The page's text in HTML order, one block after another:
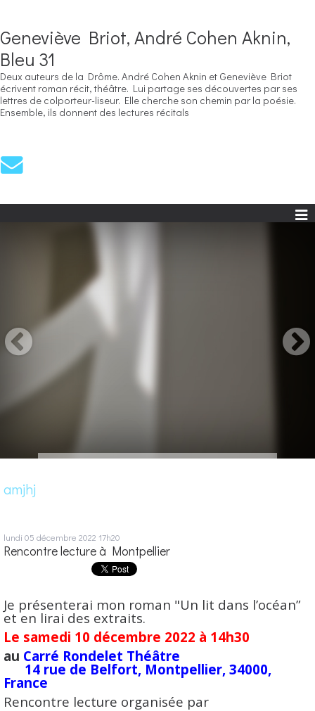
Geneviève Briot, André Cohen Aknin,
Bleu 31
Deux auteurs de la Drôme. André Cohen Aknin et Geneviève Briot
écrivent roman récit, théâtre. Lui partage ses découvertes par ses
lettres de colporteur-liseur. Elle cherche son chemin par la poésie.
Ensemble, ils donnent des lectures récitals
amjhj
lundi 05 décembre 2022 17h20
Rencontre lecture à Montpellier
Je présenterai mon roman "Un lit dans l’océan”
et en lirai des extraits.
Le samedi 10 décembre 2022 à 14h30
au Carré Rondelet Théâtre
14 rue de Belfort, Montpellier, 34000,
France
Rencontre lecture organisée par